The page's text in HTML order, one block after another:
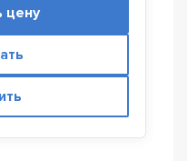
цену